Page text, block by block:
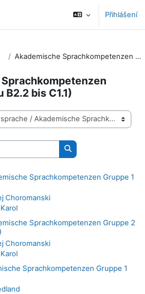
Přihlášení
Akademische Sprachkompetenzen (Sprachniveau B2.2 bis C1.1)
bis C1.1)
Vyhledat kurzy
Sprachkompetenzen Gruppe 1
Choromanski
Sprachkompetenzen Gruppe 2
Choromanski
Sprachkompetenzen Gruppe 1